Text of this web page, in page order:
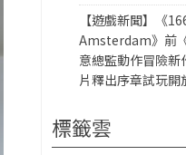
【遊戲新聞】《
Amsterdam》前
意總監動作冒險新
片釋出序章試玩開
標籤雲